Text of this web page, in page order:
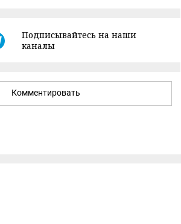
Подписывайтесь на наши
каналы
Комментировать